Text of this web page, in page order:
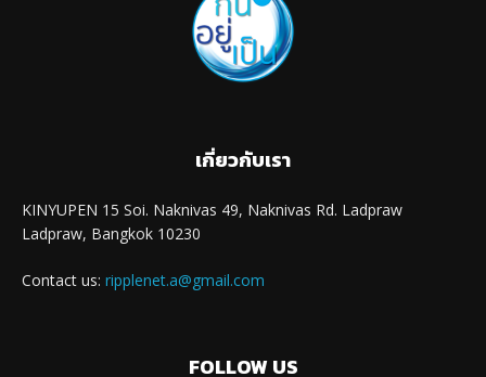
เกี่ยวกับเรา
KINYUPEN 15 Soi. Naknivas 49, Naknivas Rd. Ladpraw
Ladpraw, Bangkok 10230
Contact us: ripplenet.a@gmail.com
FOLLOW US